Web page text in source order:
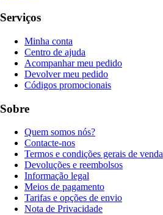
Serviços
Minha conta
Centro de ajuda
Acompanhar meu pedido
Devolver meu pedido
Códigos promocionais
Sobre
Quem somos nós?
Contacte-nos
Termos e condições gerais de venda
Devoluções e reembolsos
Informação legal
Meios de pagamento
Tarifas e opções de envio
Nota de Privacidade